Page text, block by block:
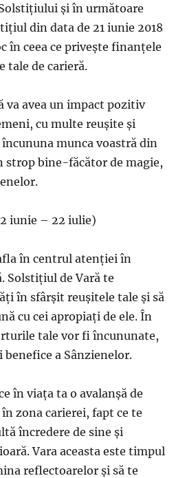
și în următoare
din data de 21 iunie 2018
în ceea ce privește finanțele
tale de carieră.
va avea un impact pozitiv
cu multe reușite și
munca voastră din
strop bine-făcător de magie,
iunie – 22 iulie)
în centrul atenției în
Solstițiul de Vară te
în sfârșit reușitele tale și să
cu cei apropiați de ele. În
tale vor fi încununate,
a Sânzienelor.
în viața ta o avalanșă de
zona carierei, fapt ce te
încredere de sine și
Vara aceasta este timpul
reflectoarelor și să te